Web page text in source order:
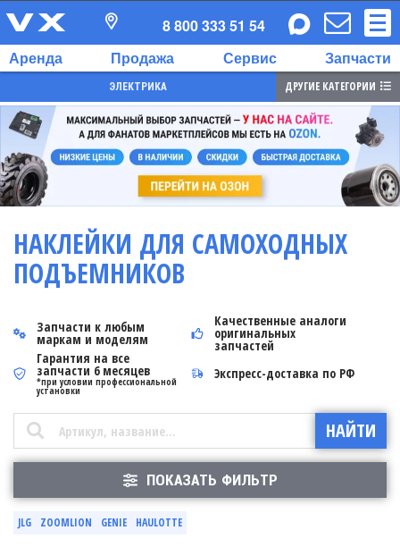
Аренда Продажа Сервис Запчасти
8 800 333 51 54
ЭЛЕКТРИКА ДРУГИЕ КАТЕГОРИИ
НАКЛЕЙКИ ДЛЯ САМОХОДНЫХ
ПОДЪЕМНИКОВ
Запчасти к любым
маркам и моделям
Качественные аналоги
оригинальных
запчастей
Гарантия на все
запчасти 6 месяцев
*при условии профессиональной
установки
Экспресс-доставка по РФ
ПОКАЗАТЬ ФИЛЬТР
JLG ZOOMLION GENIE HAULOTTE